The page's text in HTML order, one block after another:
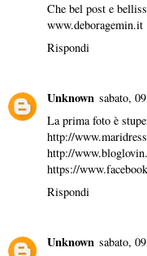
Che bel post e
www.deboragemin.it
Rispondi
Unknown sabato,
La prima foto è
http://
http://
https://
Rispondi
Unknown sabato,